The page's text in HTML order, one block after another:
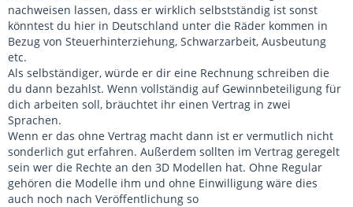
nachweisen lassen, dass er wirklich selbstständig ist sonst
könntest du hier in Deutschland unter die Räder kommen in
Bezug von Steuerhinterziehung, Schwarzarbeit, Ausbeutung
etc.
Als selbständiger, würde er dir eine Rechnung schreiben die
du dann bezahlst. Wenn vollständig auf Gewinnbeteiligung für
dich arbeiten soll, bräuchtet ihr einen Vertrag in zwei
Sprachen.
Wenn er das ohne Vertrag macht dann ist er vermutlich nicht
sonderlich gut erfahren. Außerdem sollten im Vertrag geregelt
sein wer die Rechte an den 3D Modellen hat. Ohne Regular
gehören die Modelle ihm und ohne Einwilligung wäre dies
auch noch nach Veröffentlichung so